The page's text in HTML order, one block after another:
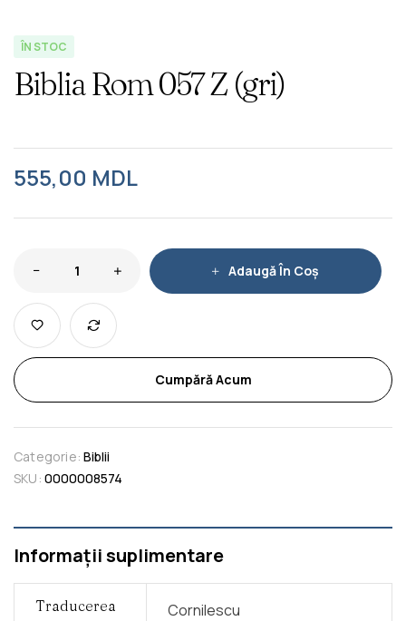
ÎN STOC
Biblia Rom 057 Z (gri)
555,00 MDL
Adaugă În Coș
Cumpără Acum
Categorie: Biblii
SKU: 0000008574
Informații suplimentare
Traducerea Cornilescu